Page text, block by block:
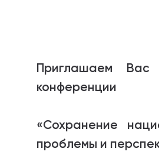
Приглашаем Вас
конференции
«Сохранение
проблемы и